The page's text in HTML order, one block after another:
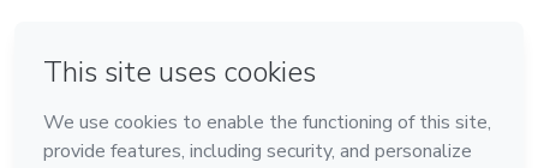
Hecho con❤ en Belo Horizonte